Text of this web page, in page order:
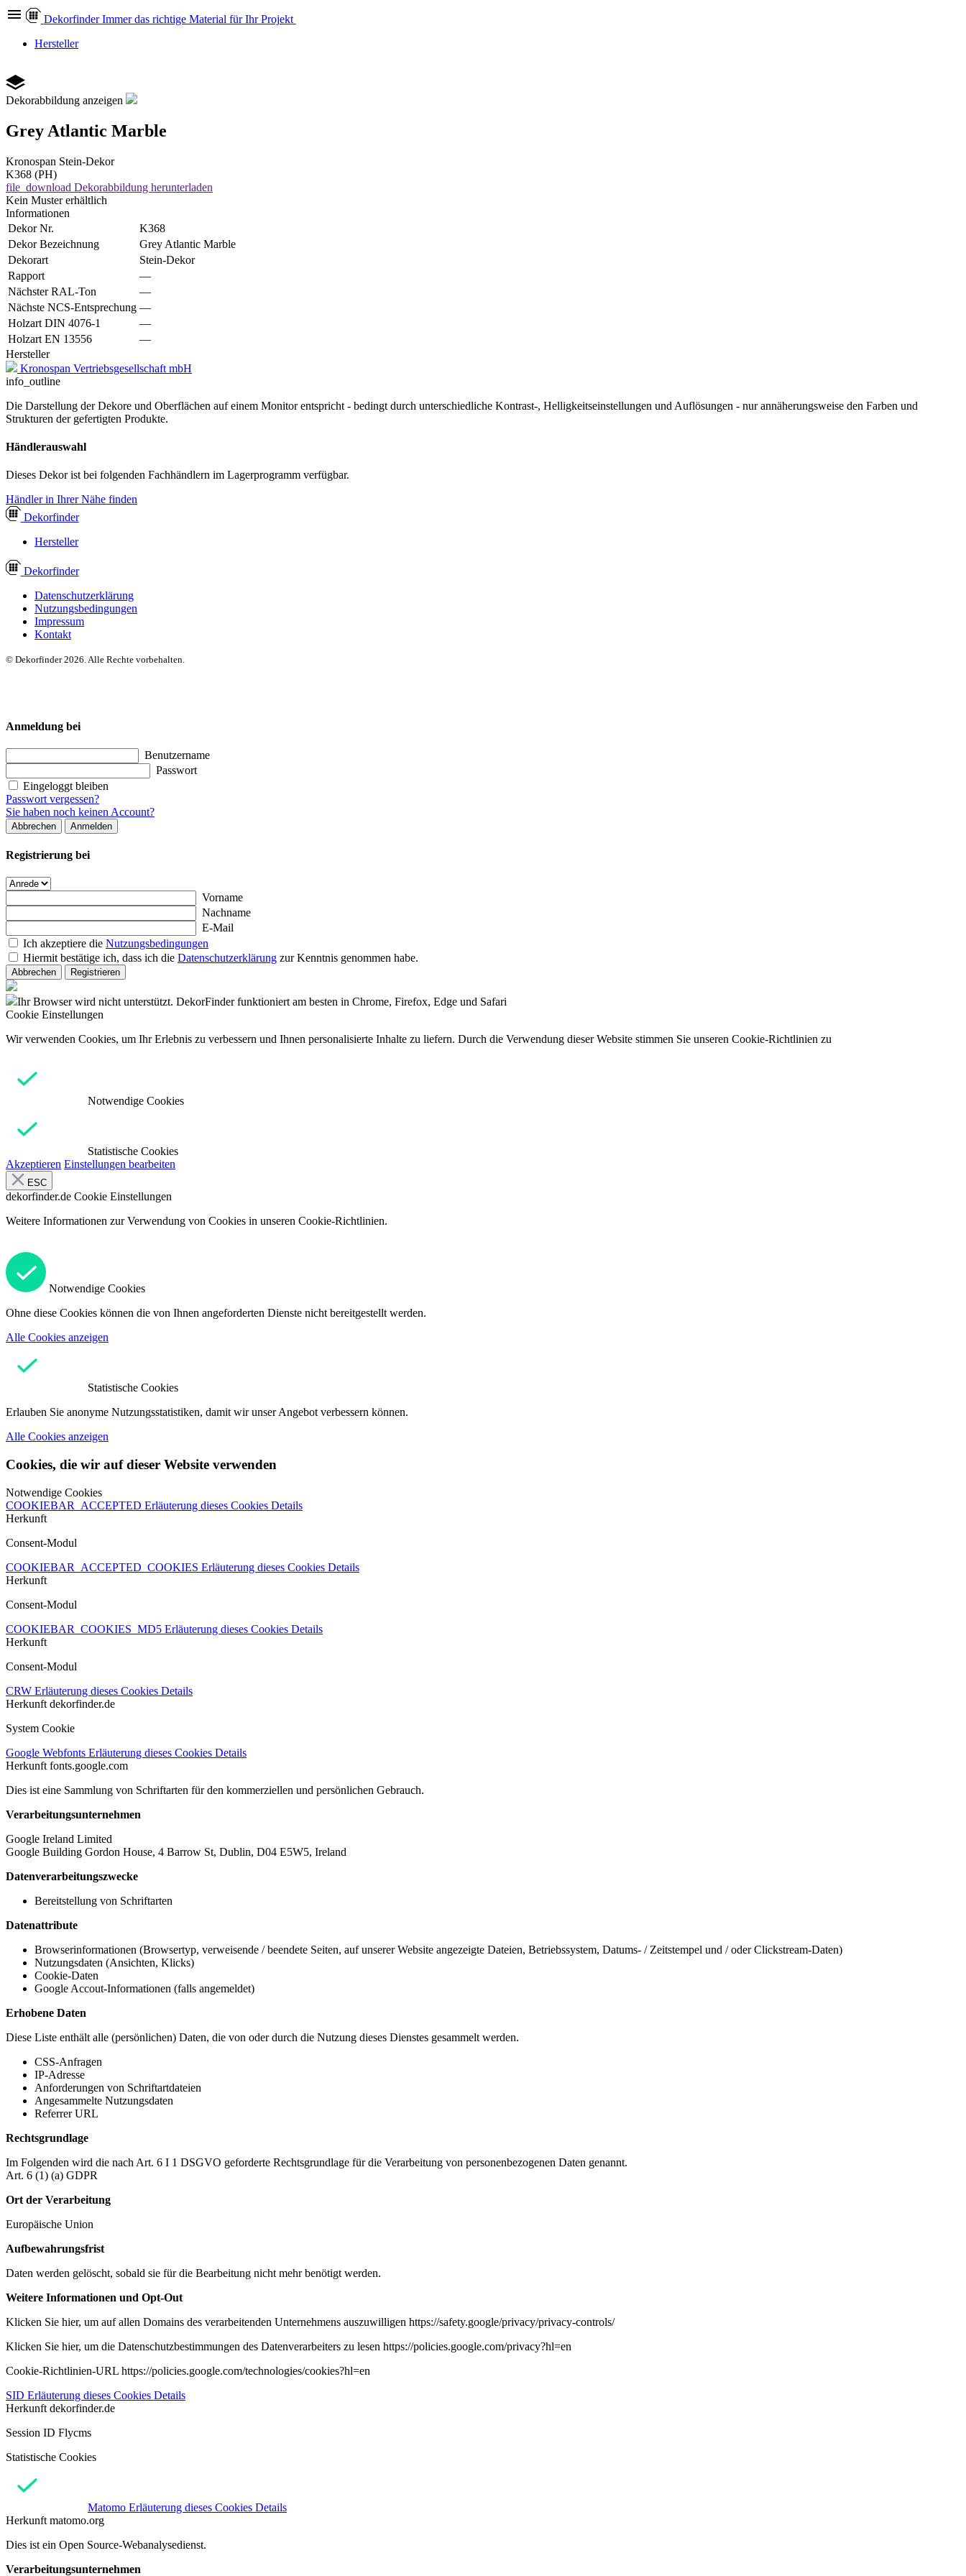
Dekorfinder Immer das richtige Material für Ihr Projekt
Hersteller
Dekorabbildung anzeigen
Grey Atlantic Marble
Kronospan Stein-Dekor
K368 (PH)
file_download Dekorabbildung herunterladen
Kein Muster erhältlich
Informationen
Dekor Nr.
K368
Dekor Bezeichnung
Grey Atlantic Marble
Dekorart
Stein-Dekor
Rapport
—
Nächster RAL-Ton
—
Nächste NCS-Entsprechung —
Holzart DIN 4076-1
—
Holzart EN 13556
—
Hersteller
Kronospan Vertriebsgesellschaft mbH
info_outline
Die Darstellung der Dekore und Oberflächen auf einem Monitor entspricht - bedingt durch unterschiedliche Kontrast-, Helligkeitseinstellungen und Auflösungen - nur annäherungsweise den Farben und
Strukturen der gefertigten Produkte.
Händlerauswahl
Dieses Dekor ist bei folgenden Fachhändlern im Lagerprogramm verfügbar.
Händler in Ihrer Nähe finden
Dekorfinder
Hersteller
Dekorfinder
Datenschutzerklärung
Nutzungsbedingungen
Impressum
Kontakt
© Dekorfinder 2026. Alle Rechte vorbehalten.
Anmeldung bei
Benutzername
Passwort
Eingeloggt bleiben
Passwort vergessen?
Sie haben noch keinen Account?
Abbrechen Anmelden
Registrierung bei
Vorname
Nachname
E-Mail
Ich akzeptiere die Nutzungsbedingungen
Hiermit bestätige ich, dass ich die Datenschutzerklärung zur Kenntnis genommen habe.
Abbrechen Registrieren
Ihr Browser wird nicht unterstützt. DekorFinder funktioniert am besten in Chrome, Firefox, Edge und Safari
Cookie Einstellungen
Wir verwenden Cookies, um Ihr Erlebnis zu verbessern und Ihnen personalisierte Inhalte zu liefern. Durch die Verwendung dieser Website stimmen Sie unseren Cookie-Richtlinien zu
Notwendige Cookies
Statistische Cookies
Akzeptieren Einstellungen bearbeiten
ESC
dekorfinder.de Cookie Einstellungen
Weitere Informationen zur Verwendung von Cookies in unseren Cookie-Richtlinien.
Notwendige Cookies
Ohne diese Cookies können die von Ihnen angeforderten Dienste nicht bereitgestellt werden.
Alle Cookies anzeigen
Statistische Cookies
Erlauben Sie anonyme Nutzungsstatistiken, damit wir unser Angebot verbessern können.
Alle Cookies anzeigen
Cookies, die wir auf dieser Website verwenden
Notwendige Cookies
COOKIEBAR_ACCEPTED Erläuterung dieses Cookies Details
Herkunft
Consent-Modul
COOKIEBAR_ACCEPTED_COOKIES Erläuterung dieses Cookies Details
Herkunft
Consent-Modul
COOKIEBAR_COOKIES_MD5 Erläuterung dieses Cookies Details
Herkunft
Consent-Modul
CRW Erläuterung dieses Cookies Details
Herkunft dekorfinder.de
System Cookie
Google Webfonts Erläuterung dieses Cookies Details
Herkunft fonts.google.com
Dies ist eine Sammlung von Schriftarten für den kommerziellen und persönlichen Gebrauch.
Verarbeitungsunternehmen
Google Ireland Limited
Google Building Gordon House, 4 Barrow St, Dublin, D04 E5W5, Ireland
Datenverarbeitungszwecke
Bereitstellung von Schriftarten
Datenattribute
Browserinformationen (Browsertyp, verweisende / beendete Seiten, auf unserer Website angezeigte Dateien, Betriebssystem, Datums- / Zeitstempel und / oder Clickstream-Daten)
Nutzungsdaten (Ansichten, Klicks)
Cookie-Daten
Google Accout-Informationen (falls angemeldet)
Erhobene Daten
Diese Liste enthält alle (persönlichen) Daten, die von oder durch die Nutzung dieses Dienstes gesammelt werden.
CSS-Anfragen
IP-Adresse
Anforderungen von Schriftartdateien
Angesammelte Nutzungsdaten
Referrer URL
Rechtsgrundlage
Im Folgenden wird die nach Art. 6 I 1 DSGVO geforderte Rechtsgrundlage für die Verarbeitung von personenbezogenen Daten genannt.
Art. 6 (1) (a) GDPR
Ort der Verarbeitung
Europäische Union
Aufbewahrungsfrist
Daten werden gelöscht, sobald sie für die Bearbeitung nicht mehr benötigt werden.
Weitere Informationen und Opt-Out
Klicken Sie hier, um auf allen Domains des verarbeitenden Unternehmens auszuwilligen https://safety.google/privacy/privacy-controls/
Klicken Sie hier, um die Datenschutzbestimmungen des Datenverarbeiters zu lesen https://policies.google.com/privacy?hl=en
Cookie-Richtlinien-URL https://policies.google.com/technologies/cookies?hl=en
SID Erläuterung dieses Cookies Details
Herkunft dekorfinder.de
Session ID Flycms
Statistische Cookies
Matomo Erläuterung dieses Cookies Details
Herkunft matomo.org
Dies ist ein Open Source-Webanalysedienst.
Verarbeitungsunternehmen